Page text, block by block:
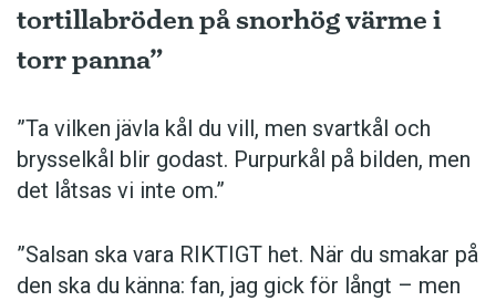
tortillabröden på snorhög värme i
torr panna”
”Ta vilken jävla kål du vill, men svartkål och
brysselkål blir ­godast. ­Purpurkål på bilden, men
det låtsas vi inte om.”
”Salsan ska vara ­RIKTIGT het. När du smakar på
den ska du känna: fan, jag gick för långt – men